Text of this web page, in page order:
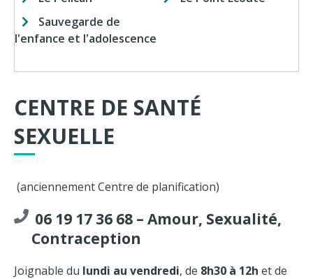
Sauvegarde de
l'enfance et l'adolescence
CENTRE DE SANTÉ
SEXUELLE
(anciennement Centre de planification)
06 19 17 36 68 – Amour, Sexualité,
Contraception
Joignable du lundi au vendredi, de 8h30 à 12h et de